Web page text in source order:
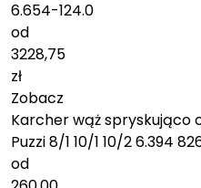
6.654-124.0
od
3228,75
zł
Zobacz
Karcher wąż spryskująco
Puzzi 8/1 10/1 10/2 6.394
od